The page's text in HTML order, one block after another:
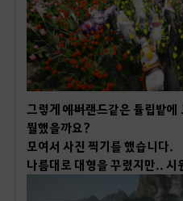
그렇게에버랜드같은 튤립밭에
뭘했을까요?
모여서 사진 찍기를 했습니다.
나름대로 대형을 꾸렸지만.. 시